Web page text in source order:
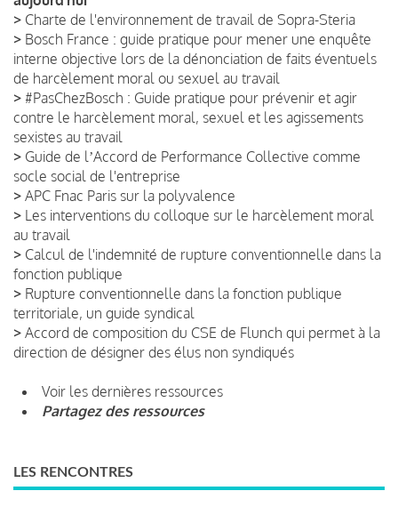
> Charte de l'environnement de travail de Sopra-Steria
> Bosch France : guide pratique pour mener une enquête
interne objective lors de la dénonciation de faits éventuels
de harcèlement moral ou sexuel au travail
> #PasChezBosch : Guide pratique pour prévenir et agir
contre le harcèlement moral, sexuel et les agissements
sexistes au travail
> Guide de lʼAccord de Performance Collective comme
socle social de l'entreprise
> APC Fnac Paris sur la polyvalence
> Les interventions du colloque sur le harcèlement moral
au travail
> Calcul de l'indemnité de rupture conventionnelle dans la
fonction publique
> Rupture conventionnelle dans la fonction publique
territoriale, un guide syndical
> Accord de composition du CSE de Flunch qui permet à la
direction de désigner des élus non syndiqués
Voir les dernières ressources
Partagez des ressources
LES RENCONTRES